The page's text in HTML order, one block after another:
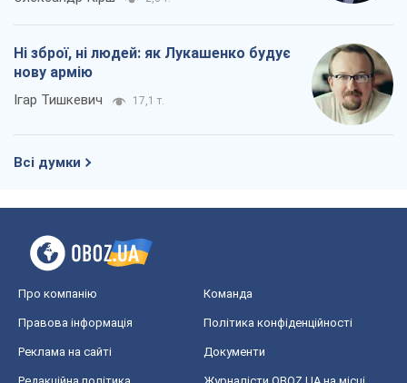
Ні зброї, ні людей: як Лукашенко будує
нову армію
Ігар Тишкевич 17,1 т.
Всі думки
Про компанію Команда
Правова інформація Політика конфіденційності
Реклама на сайті Документи